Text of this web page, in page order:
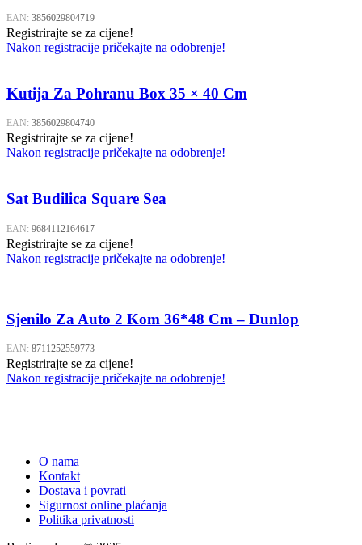
EAN: 3856029804719
Registrirajte se za cijene!
Nakon registracije pričekajte na odobrenje!
Kutija Za Pohranu Box 35 × 40 Cm
EAN: 3856029804740
Registrirajte se za cijene!
Nakon registracije pričekajte na odobrenje!
Sat Budilica Square Sea
EAN: 9684112164617
Registrirajte se za cijene!
Nakon registracije pričekajte na odobrenje!
Sjenilo Za Auto 2 Kom 36*48 Cm – Dunlop
EAN: 8711252559773
Registrirajte se za cijene!
Nakon registracije pričekajte na odobrenje!
O nama
Kontakt
Dostava i povrati
Sigurnost online plaćanja
Politika privatnosti